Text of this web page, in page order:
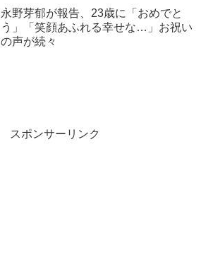
永野芽郁が報告、23歳に「おめでと
う」「笑顔あふれる幸せな…」お祝い
の声が続々
スポンサーリンク